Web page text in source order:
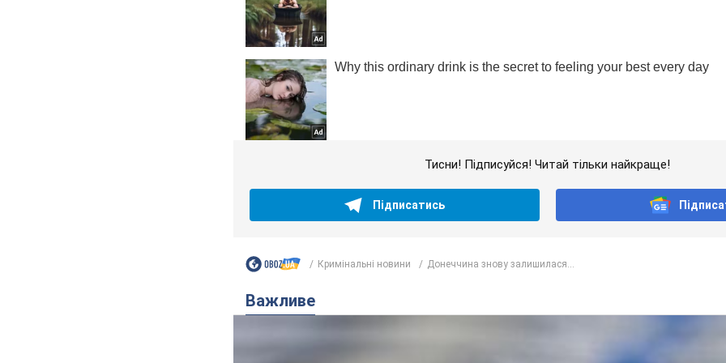
Тисни! Підписуйся! Читай тільки найкраще!
Підписатись
Кримінальні новини Донеччина знову залишилася...
Важливе